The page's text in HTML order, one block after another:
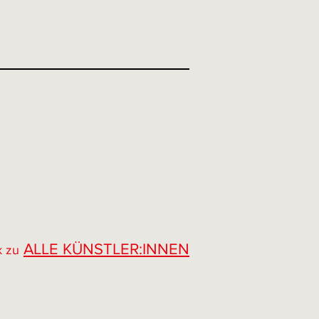
zu ALLE KÜNSTLER:INNEN